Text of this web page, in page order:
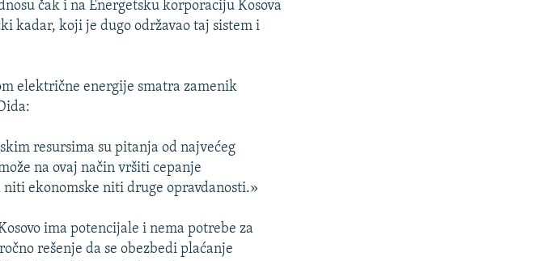
čak i na Energetsku korporaciju Kosova
kadar, koji je dugo održavao taj sistem i
električne energije smatra zamenik
resursima su pitanja od najvećeg
na ovaj način vršiti cepanje
ekonomske niti druge opravdanosti.»
ima potencijale i nema potrebe za
rešenje da se obezbedi plaćanje